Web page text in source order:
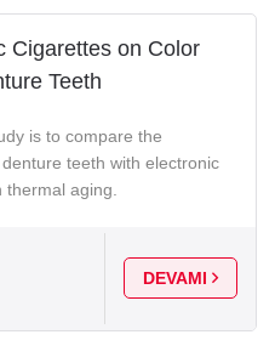
Cigarettes on Color
Teeth
is to compare the
teeth with electronic
aging.
DEVAMI